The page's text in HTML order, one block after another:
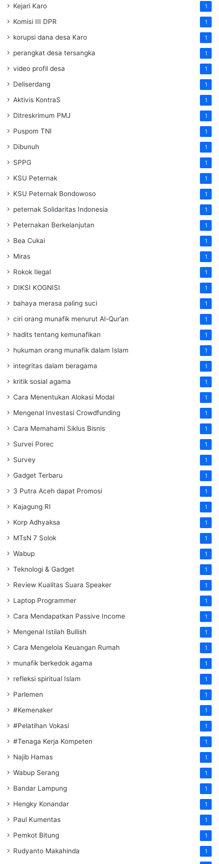
Kejari Karo 1
Komisi III DPR 1
korupsi dana desa Karo 1
perangkat desa tersangka 1
video profil desa 1
Deliserdang 1
Aktivis KontraS 1
Ditreskrimum PMJ 1
Puspom TNI 1
Dibunuh 1
SPPG 1
KSU Peternak 1
KSU Peternak Bondowoso 1
peternak Solidaritas Indonesia 1
Peternakan Berkelanjutan 1
Bea Cukai 1
Miras 1
Rokok Ilegal 1
DIKSI KOGNISI 1
bahaya merasa paling suci 1
ciri orang munafik menurut Al-Qur’an 1
hadits tentang kemunafikan 1
hukuman orang munafik dalam Islam 1
integritas dalam beragama 1
kritik sosial agama 1
Cara Menentukan Alokasi Modal 1
Mengenal Investasi Crowdfunding 1
Cara Memahami Siklus Bisnis 1
Survei Porec 1
Survey 1
Gadget Terbaru 1
3 Putra Aceh dapat Promosi 1
Kajagung RI 1
Korp Adhyaksa 1
MTsN 7 Solok 1
Wabup 1
Teknologi & Gadget 1
Review Kualitas Suara Speaker 1
Laptop Programmer 1
Cara Mendapatkan Passive Income 1
Mengenal Istilah Bullish 1
Cara Mengelola Keuangan Rumah 1
munafik berkedok agama 1
refleksi spiritual Islam 1
Parlemen 1
#Kemenaker 1
#Pelatihan Vokasi 1
#Tenaga Kerja Kompeten 1
Najib Hamas 1
Wabup Serang 1
Bandar Lampung 1
Hengky Konandar 1
Paul Kumentas 1
Pemkot Bitung 1
Rudyanto Makahinda 1